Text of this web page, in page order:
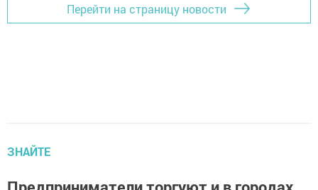
Перейти на страницу новости
ЗНАЙТЕ